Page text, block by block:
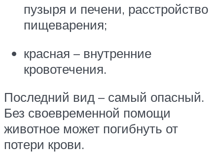
пузыря и печени, расстройство
пищеварения;
красная – внутренние
кровотечения.
Последний вид – самый опасный.
Без своевременной помощи
животное может погибнуть от
потери крови.